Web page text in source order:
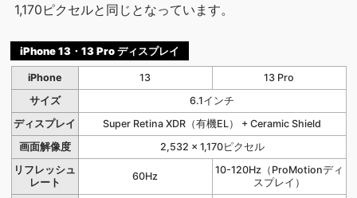
1,170ピクセルと同じとなっています。
iPhone 13・13 Pro ディスプレイ
iPhone 13
13 Pro
サイズ
6.1インチ
ディスプレイ
Super Retina XDR（有機EL） + Ceramic Shield
画面解像度
2,532 × 1,170ピクセル
リフレッシュ
レート
60Hz
10-120Hz（ProMotionディ
スプレイ）